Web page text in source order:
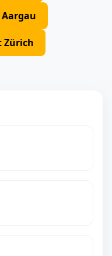
Zürich